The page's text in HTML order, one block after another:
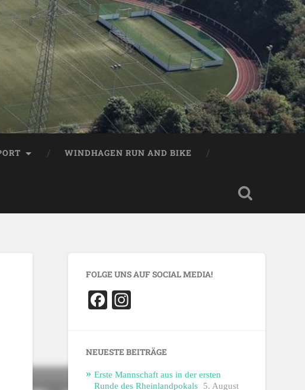
WINDHAGEN RUN AND BIKE
FOLGE UNS AUF SOCIAL MEDIA!
Facebook
NEUESTE BEITRÄGE
Erste Mannschaft aus in der ersten
Runde des Rheinlandpokals 5. August